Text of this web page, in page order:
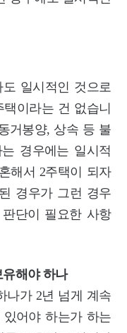
일시적인 것으로
이라는 건 없습니
거봉양, 상속 등 불
경우에는 일시적
해서 2주택이 되자
경우가 그런 경우
단이 필요한 사항
해야 하나
나가 2년 넘게 계속
어야 하는가 하는